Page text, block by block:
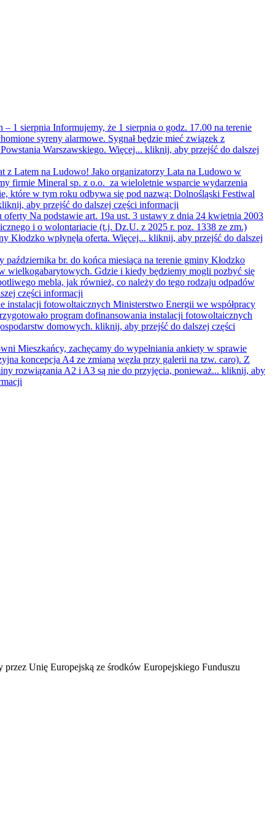
– 1 sierpnia Informujemy, że 1 sierpnia o godz. 17.00 na terenie
syreny alarmowe. Sygnał będzie mieć związek z
Warszawskiego. Więcej... kliknij, aby przejść do dalszej
z Latem na Ludowo! Jako organizatorzy Lata na Ludowo w
firmie Mineral sp. z o.o. za wieloletnie wsparcie wydarzenia
które w tym roku odbywa się pod nazwą: Dolnośląski Festiwal
aby przejść do dalszej części informacji
oferty Na podstawie art. 19a ust. 3 ustawy z dnia 24 kwietnia 2003
i o wolontariacie (t.j. Dz.U. z 2025 r. poz. 1338 ze zm.)
Kłodzko wpłynęła oferta. Więcej... kliknij, aby przejść do dalszej
października br. do końca miesiąca na terenie gminy Kłodzko
wielkogabarytowych. Gdzie i kiedy będziemy mogli pozbyć się
mebla, jak również, co należy do tego rodzaju odpadów
części informacji
instalacji fotowoltaicznych Ministerstwo Energii we współpracy
program dofinansowania instalacji fotowoltaicznych
domowych. kliknij, aby przejść do dalszej części
Mieszkańcy, zachęcamy do wypełniania ankiety w sprawie
koncepcja A4 ze zmianą węzła przy galerii na tzw. caro). Z
rozwiązania A2 i A3 są nie do przyjęcia, ponieważ... kliknij, aby
Unię Europejską ze środków Europejskiego Funduszu